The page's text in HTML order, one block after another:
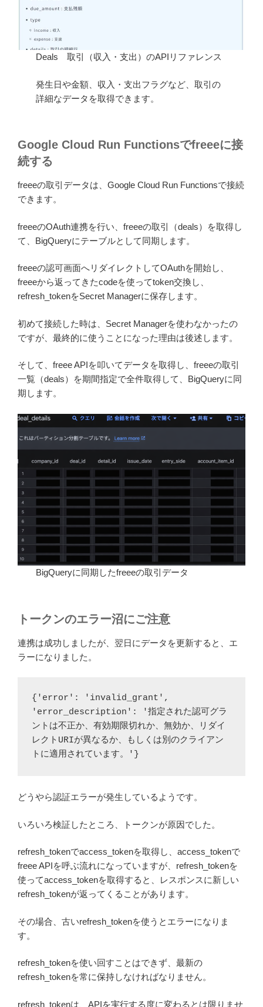
Deals 取引（収入・支出）のAPIリファレンス
発生日や金額、収入・支出フラグなど、取引の
詳細なデータを取得できます。
Google Cloud Run Functionsでfreeeに接
続する
freeeの取引データは、Google Cloud Run Functionsで接続
できます。
freeeのOAuth連携を行い、freeeの取引（deals）を取得し
て、BigQueryにテーブルとして同期します。
freeeの認可画面へリダイレクトしてOAuthを開始し、
freeeから返ってきたcodeを使ってtoken交換し、
refresh_tokenをSecret Managerに保存します。
初めて接続した時は、Secret Managerを使わなかったの
ですが、最終的に使うことになった理由は後述します。
そして、freee APIを叩いてデータを取得し、freeeの取引
一覧（deals）を期間指定で全件取得して、BigQueryに同
期します。
BigQueryに同期したfreeeの取引データ
トークンのエラー沼にご注意
連携は成功しましたが、翌日にデータを更新すると、エ
ラーになりました。
{'error': 'invalid_grant',
'error_description': '指定された認可グラ
ントは不正か、有効期限切れか、無効か、リダイ
レクトURIが異なるか、もしくは別のクライアン
トに適用されています。'}
どうやら認証エラーが発生しているようです。
いろいろ検証したところ、トークンが原因でした。
refresh_tokenでaccess_tokenを取得し、access_tokenで
freee APIを呼ぶ流れになっていますが、refresh_tokenを
使ってaccess_tokenを取得すると、レスポンスに新しい
refresh_tokenが返ってくることがあります。
その場合、古いrefresh_tokenを使うとエラーになりま
す。
refresh_tokenを使い回すことはできず、最新の
refresh_tokenを常に保持しなければなりません。
refresh_tokenは、APIを実行する度に変わるとは限りませ